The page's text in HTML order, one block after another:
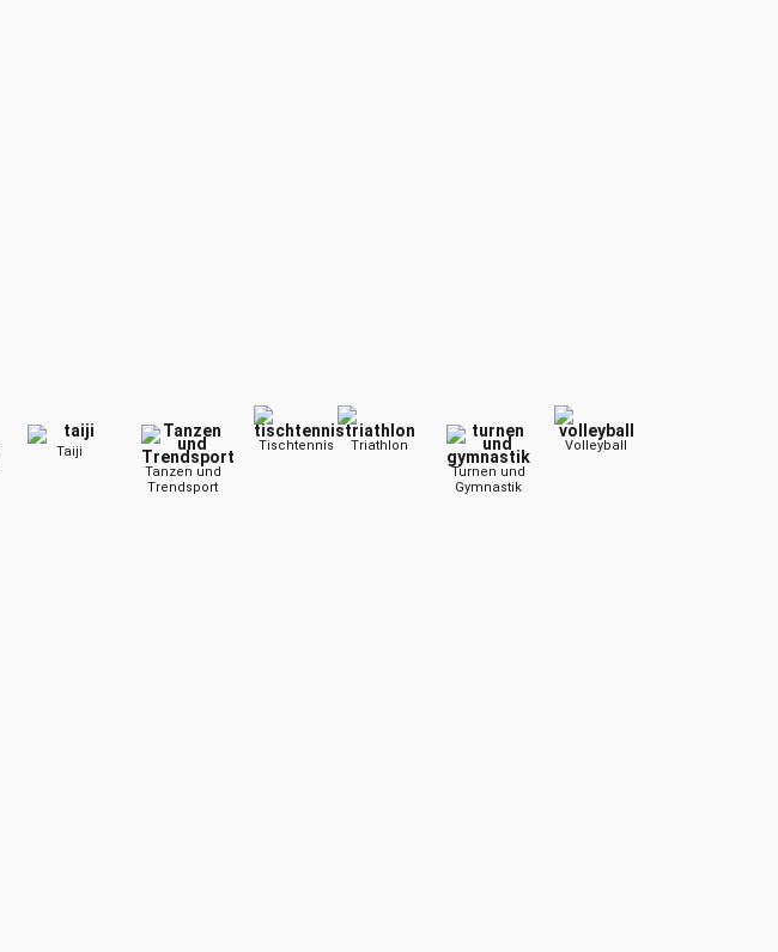
Taiji
Tanzen und
Trendsport
Tischtennis
Triathlon
Turnen und
Gymnastik
Volleyball